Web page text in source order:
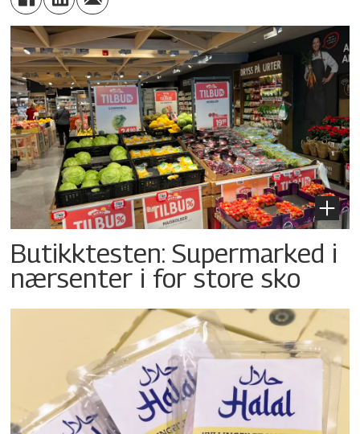
Butikktesten: Supermarked i
nærsenter i for store sko